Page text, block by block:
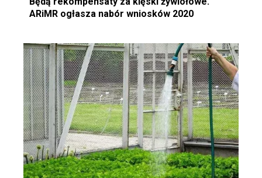
ARiMR ogłasza nabór wniosków 2020